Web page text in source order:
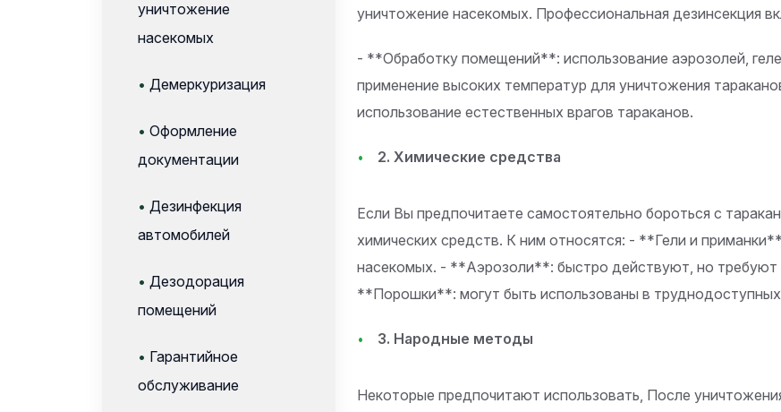
уничтожение
насекомых
• Демеркуризация
• Оформление
документации
• Дезинфекция
автомобилей
• Дезодорация
помещений
• Гарантийное
обслуживание
уничтожение насекомых. Профессиональная дезинсекция
- **Обработку помещений**: использование аэрозолей,
применение высоких температур для уничтожения
использование естественных врагов тараканов.
2. Химические средства
Если Вы предпочитаете самостоятельно бороться с
химических средств. К ним относятся: - **Гели и
насекомых. - **Аэрозоли**: быстро действуют, но требуют
**Порошки**: могут быть использованы в
3. Народные методы
Некоторые предпочитают использовать, После